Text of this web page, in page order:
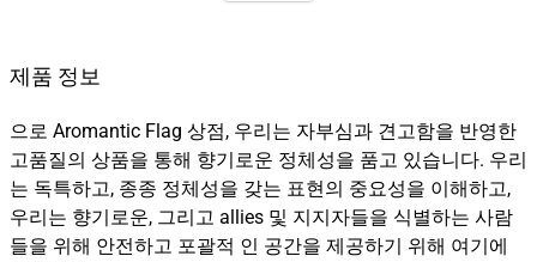
제품 정보
으로 Aromantic Flag 상점, 우리는 자부심과 견고함을 반영한
고품질의 상품을 통해 향기로운 정체성을 품고 있습니다. 우리
는 독특하고, 종종 정체성을 갖는 표현의 중요성을 이해하고,
우리는 향기로운, 그리고 allies 및 지지자들을 식별하는 사람
들을 위해 안전하고 포괄적 인 공간을 제공하기 위해 여기에